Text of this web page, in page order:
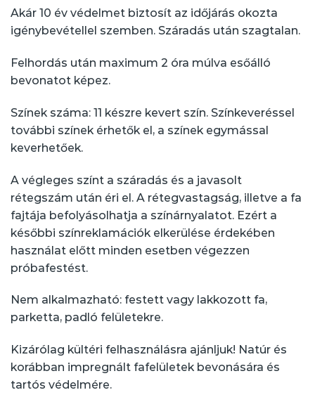
Akár 10 év védelmet biztosít az időjárás okozta
igénybevétellel szemben. Száradás után szagtalan.
Felhordás után maximum 2 óra múlva esőálló
bevonatot képez.
Színek száma: 11 készre kevert szín. Színkeveréssel
további színek érhetők el, a színek egymással
keverhetőek.
A végleges színt a száradás és a javasolt
rétegszám után éri el. A rétegvastagság, illetve a fa
fajtája befolyásolhatja a színárnyalatot. Ezért a
későbbi színreklamációk elkerülése érdekében
használat előtt minden esetben végezzen
próbafestést.
Nem alkalmazható: festett vagy lakkozott fa,
parketta, padló felületekre.
Kizárólag kültéri felhasználásra ajánljuk! Natúr és
korábban impregnált fafelületek bevonására és
tartós védelmére.